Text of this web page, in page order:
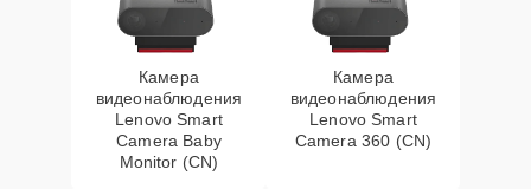
Камера
видеонаблюдения
Lenovo Smart
Camera Baby
Monitor (CN)
Камера
видеонаблюдения
Lenovo Smart
Camera 360 (CN)